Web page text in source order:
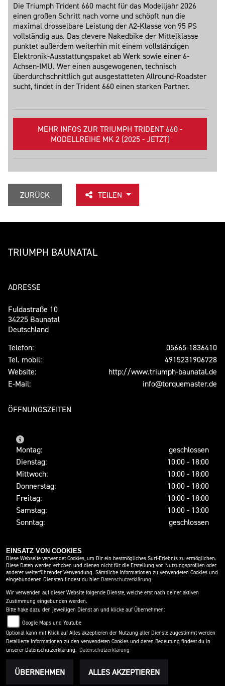
Die Triumph Trident 660 macht für das Modelljahr 2026
einen großen Schritt nach vorne und schöpft nun die
maximal drosselbare Leistung der A2-Klasse von 95 PS
vollständig aus. Das clevere Nakedbike der Mittelklasse
punktet außerdem weiterhin mit einem vollständigen
Elektronik-Ausstattungspaket ab Werk sowie einer 6-
Achsen-IMU. Wer einen ausgewogenen, technisch
überdurchschnittlich gut ausgestatteten Allround-Roadster
sucht, findet in der Trident 660 einen starken Partner.
MEHR INFOS ZUR TRIUMPH TRIDENT 660 -
MODELLREIHE MK 2 (2025 - JETZT)
ZURÜCK TEILEN
TRIUMPH BAUNATAL
ADRESSE
Fuldastraße 10
34225 Baunatal
Deutschland
Telefon:
05665-1836410
Tel. mobil:
4915231906728
Website:
http://www.triumph-baunatal.de
E-Mail:
info@torquemaster.de
ÖFFNUNGSZEITEN
Montag:
geschlossen
Dienstag:
10:00 - 18:00
Mittwoch:
10:00 - 18:00
Donnerstag:
10:00 - 18:00
Freitag:
10:00 - 18:00
Samstag:
10:00 - 13:00
Sonntag:
geschlossen
SOCIAL MEDIA
IMPRESSUM DATENSCHUTZ
DISCLAIMER
EINSATZ VON COOKIES
Diese Webseite verwendet Cookies, um Dir ein bestmögliches Surf-Erlebnis zu ermöglichen.
Diese Daten werden erhoben und dienen nicht für die Erstellung von Nutzungsprofilen oder
anderer weiterführender Verwendung. Sämtliche Informationen zu verwendeten Cookies und
eingebundenen Diensten findest du hier: Datenschutzerklärung
Wir verwenden auf dieser Website folgende Dienste, welche erst nach deiner aktiven
Zustimmung eingebunden werden.
Bitte hake dazu den jeweiligen Dienst an und klicke auf Übernehmen:
Google Maps und Youtube
Optional kann mit Klick auf Alles akzeptieren der Nutzung aller Dienste zugestimmt werden
Detailierte Informationen zu den verwendeten Cookies und deren Bedeutung findest du in
unserer Datenschutzerklärung: Datenschutzerklärung
ÜBERNEHMEN ALLES AKZEPTIEREN